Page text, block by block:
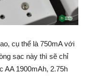
cụ thể là 750mA với
sạc này thì sẽ chỉ
AA 1900mAh, 2.75h